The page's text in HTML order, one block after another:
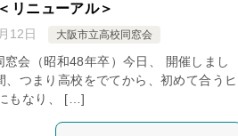
リニューアル＞
12日 大阪市立高校同窓会
会（昭和48年卒）今日、 開催しまし
つまり高校をでてから、初めて合うヒ
もなり、 […]